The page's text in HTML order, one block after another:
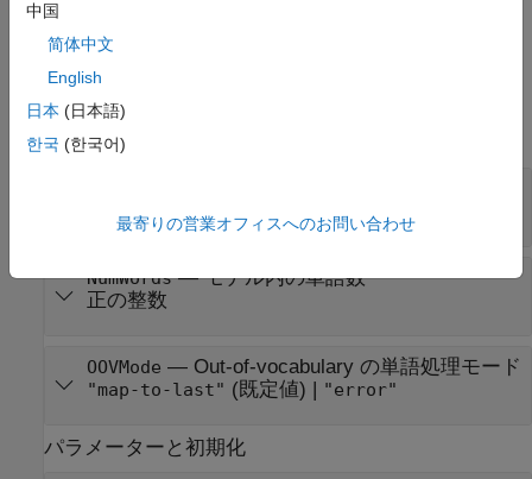
プロパティ
単語埋め込み
正の整数
NumWords—モデル内の単語数
正の整数
OOVMode — Out-of-vocabulary の単語処理モード
"map-to-last" (既定値) | "error"
パラメーターと初期化
中国
简体中文
English
日本 (日本語)
한국 (한국어)
最寄りの営業オフィスへのお問い合わせ